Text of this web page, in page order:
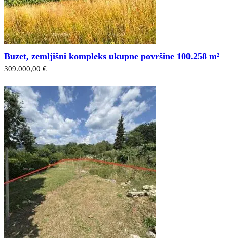
Buzet, zemljišni kompleks ukupne površine 100.258 m²
309.000,00 €